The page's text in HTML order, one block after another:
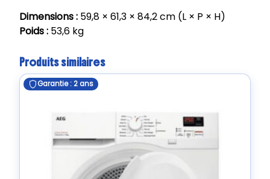
Dimensions : 59,8 × 61,3 × 84,2 cm (L × P × H)
Poids : 53,6 kg
Produits similaires
Garantie : 2 ans